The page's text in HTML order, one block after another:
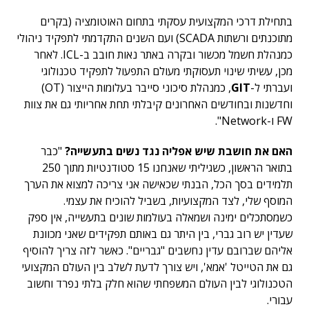
בתחילת דרכי המקצועית עסקתי בתחום האוטומציה (בקרים
מתוכנתים ורשתות SCADA) ועם השנים התקדמתי לתפקיד ניהולי
כמנהלת חשמל מכשור ובקרה באתר נאות חובב ב-ICL. לאחר
מכן, עשיתי שינוי תעסוקתי מעולם התפעול לתפקיד טכנולוגי
ועברתי ל-GIT
, כמנהלת סיכוני סייבר בעלומות הייצור (OT)
וחדשנות ובחודשים האחרונים קיבלתי תחת אחריותי גם את צוות
FW ו-Network".
האם את חושבת שיש אפליה נגד נשים בתעשייה? "כבר
בתואר הראשון, כשגיליתי שאנחנו 15 סטודנטיות מתוך 250
תלמידים בסך הכל, הבנתי שכאישה אני צריכה למצוא את הערך
המוסף שלי, לצד המקצועיות, בשביל להוכיח את עצמי.
כשמסתכלים ימינה ושמאלה בעולמות שונים בתעשייה, אין ספק
שעדין יש רוב גברי, בין היתר גם באותם תפקידים שאני מכוונת
אליהם שברובם עדין נחשבים "גבריים". כאשר לזה צריך להוסיף
גם את הטייטל 'אמא', ויש צורך לדעת לשלב בין העולם המקצועי
הטכנולוגי לבין העולם המשפחתי שהוא חלק בלתי נפרד וחשוב
עבורי.